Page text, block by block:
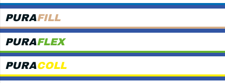
PURAFILL
PURAFLEX
PURACOLL